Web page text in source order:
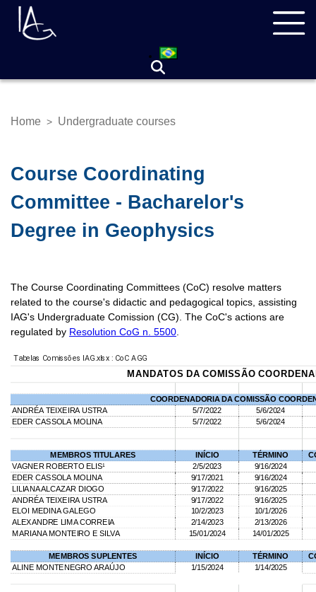
Skip
Breadcrumb
Home > Undergraduate courses
Course Coordinating
Committee - Bacharelor's
Degree in Geophysics
The Course Coordinating Committees (CoC) resolve matters
related to the course's didactic and pedagogical topics, assisting
IAG's Undergraduate Comission (CG). The CoC's actions are
regulated by Resolution CoG n. 5500